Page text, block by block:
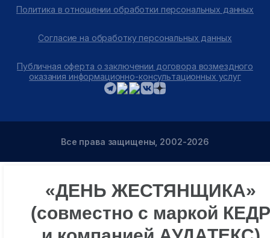
Политика в отношении обработки персональных данных
Согласие на обработку персональных данных
Публичная оферта о заключении договора возмездного
оказания информационно-консультационных услуг
Все права защищены, 2002-2026